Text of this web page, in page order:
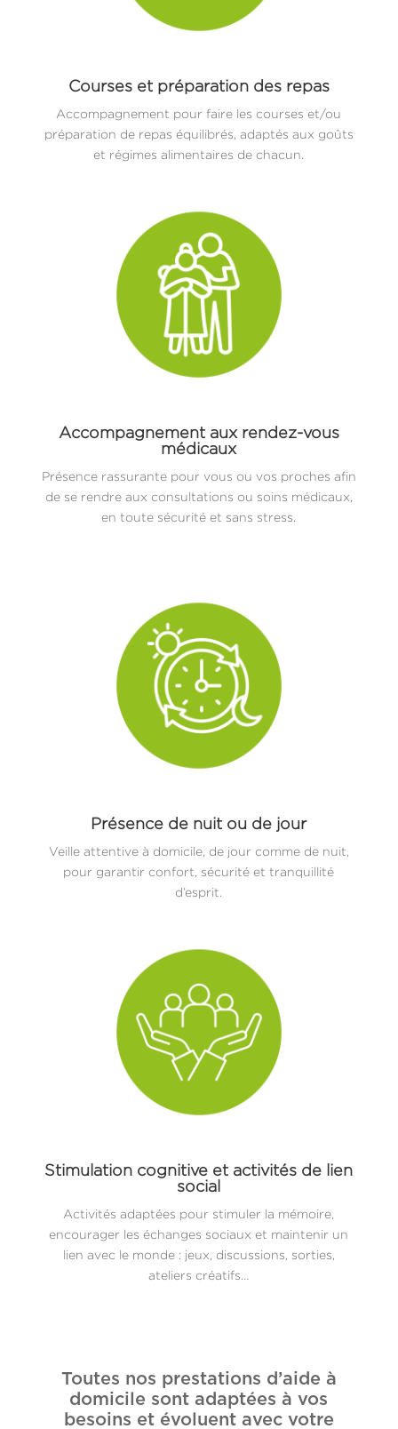
Courses et préparation des repas
Accompagnement pour faire les courses et/ou
préparation de repas équilibrés, adaptés aux goûts
et régimes alimentaires de chacun.
Accompagnement aux rendez-vous
médicaux
Présence rassurante pour vous ou vos proches afin
de se rendre aux consultations ou soins médicaux,
en toute sécurité et sans stress.
Présence de nuit ou de jour
Veille attentive à domicile, de jour comme de nuit,
pour garantir confort, sécurité et tranquillité
d’esprit.
Stimulation cognitive et activités de lien
social
Activités adaptées pour stimuler la mémoire,
encourager les échanges sociaux et maintenir un
lien avec le monde : jeux, discussions, sorties,
ateliers créatifs…
Toutes nos prestations d’aide à
domicile sont adaptées à vos
besoins et évoluent avec votre